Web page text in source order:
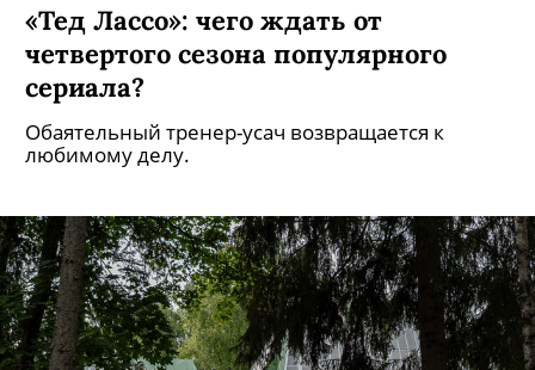
«Тед Лассо»: чего ждать от
четвертого сезона популярного
сериала?
Обаятельный тренер-усач возвращается к
любимому делу.